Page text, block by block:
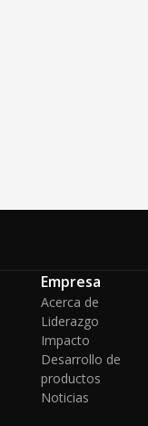
Empresa
Acerca de
Liderazgo
Impacto
Desarrollo de
productos
Noticias